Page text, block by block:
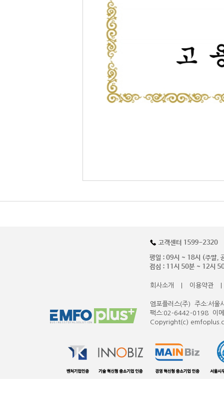
회사소개 이용약관
엠포플러스(주) 주소:서
팩스:02-6442-0198 이
Copyright(c)